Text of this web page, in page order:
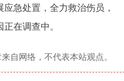
急处置，全力救治伤员，
在调查中。
自网络，不代表本站观点。